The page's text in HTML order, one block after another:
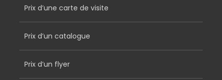
Prix d’une carte de visite
Prix d’un catalogue
Prix d’un flyer